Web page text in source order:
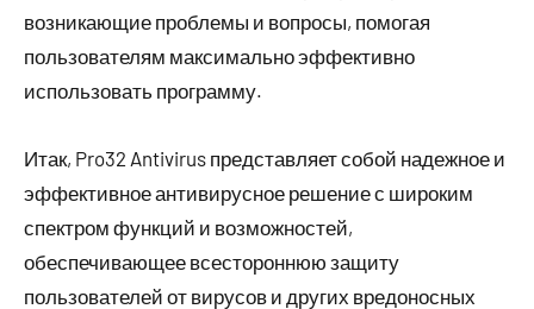
возникающие проблемы и вопросы, помогая
пользователям максимально эффективно
использовать программу.
Итак, Pro32 Antivirus представляет собой надежное и
эффективное антивирусное решение с широким
спектром функций и возможностей,
обеспечивающее всестороннюю защиту
пользователей от вирусов и других вредоносных